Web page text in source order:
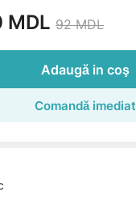
MDL 92 MDL
Adaugă in coş
Comandă imediat